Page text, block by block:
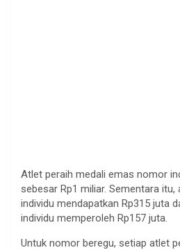
Atlet peraih medali emas nomor
sebesar Rp1 miliar. Sementara itu,
individu mendapatkan Rp315 juta
individu memperoleh Rp157 juta.
Untuk nomor beregu, setiap atlet